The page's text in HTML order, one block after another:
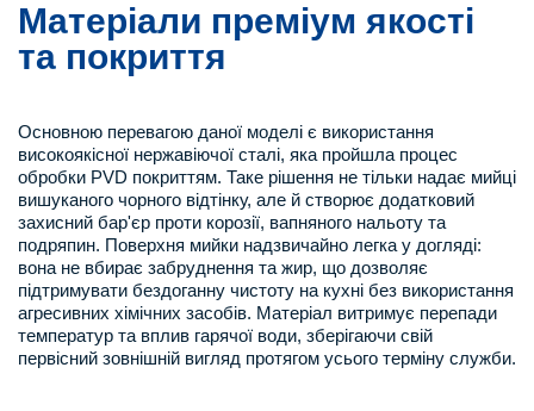
Матеріали преміум якості
та покриття
Основною перевагою даної моделі є використання
високоякісної нержавіючої сталі, яка пройшла процес
обробки PVD покриттям. Таке рішення не тільки надає мийці
вишуканого чорного відтінку, але й створює додатковий
захисний бар'єр проти корозії, вапняного нальоту та
подряпин. Поверхня мийки надзвичайно легка у догляді:
вона не вбирає забруднення та жир, що дозволяє
підтримувати бездоганну чистоту на кухні без використання
агресивних хімічних засобів. Матеріал витримує перепади
температур та вплив гарячої води, зберігаючи свій
первісний зовнішній вигляд протягом усього терміну служби.